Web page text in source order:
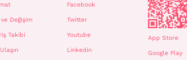
Değişim
Takibi
Facebook
Twitter
Youtube
Linkedin
App Store
Google Play